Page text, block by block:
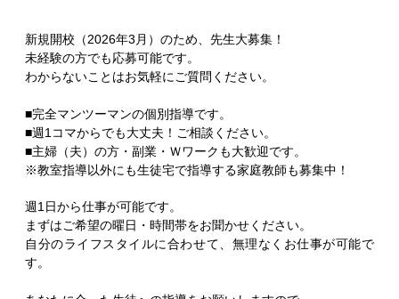
新規開校（2026年3月）のため、先生大募集！
未経験の方でも応募可能です。
わからないことはお気軽にご質問ください。
■完全マンツーマンの個別指導です。
■週1コマからでも大丈夫！ご相談ください。
■主婦（夫）の方・副業・Ｗワークも大歓迎です。
※教室指導以外にも生徒宅で指導する家庭教師も募集中！
週1日から仕事が可能です。
まずはご希望の曜日・時間帯をお聞かせください。
自分のライフスタイルに合わせて、無理なくお仕事が可能で
す。